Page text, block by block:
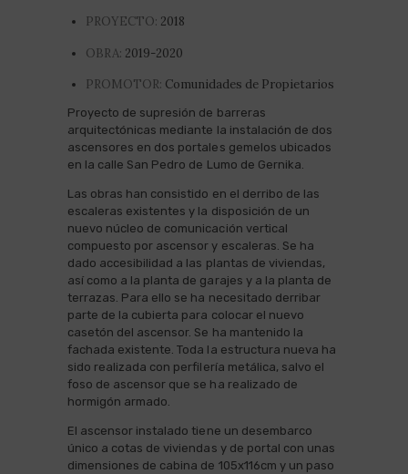
PROYECTO: 2018
OBRA: 2019-2020
PROMOTOR: Comunidades de Propietarios
Proyecto de supresión de barreras
arquitectónicas mediante la instalación de dos
ascensores en dos portales gemelos ubicados
en la calle San Pedro de Lumo de Gernika.
Las obras han consistido en el derribo de las
escaleras existentes y la disposición de un
nuevo núcleo de comunicación vertical
compuesto por ascensor y escaleras. Se ha
dado accesibilidad a las plantas de viviendas,
así como a la planta de garajes y a la planta de
terrazas. Para ello se ha necesitado derribar
parte de la cubierta para colocar el nuevo
casetón del ascensor. Se ha mantenido la
fachada existente. Toda la estructura nueva ha
sido realizada con perfilería metálica, salvo el
foso de ascensor que se ha realizado de
hormigón armado.
El ascensor instalado tiene un desembarco
único a cotas de viviendas y de portal con unas
dimensiones de cabina de 105x116cm y un paso